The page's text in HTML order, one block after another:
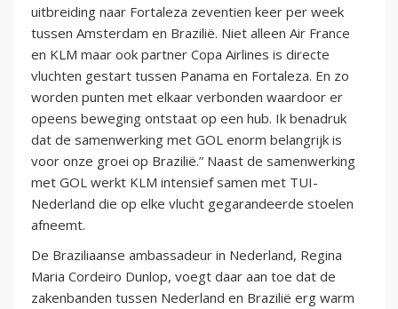
uitbreiding naar Fortaleza zeventien keer per week
tussen Amsterdam en Brazilië. Niet alleen Air France
en KLM maar ook partner Copa Airlines is directe
vluchten gestart tussen Panama en Fortaleza. En zo
worden punten met elkaar verbonden waardoor er
opeens beweging ontstaat op een hub. Ik benadruk
dat de samenwerking met GOL enorm belangrijk is
voor onze groei op Brazilië.” Naast de samenwerking
met GOL werkt KLM intensief samen met TUI-
Nederland die op elke vlucht gegarandeerde stoelen
afneemt.
De Braziliaanse ambassadeur in Nederland, Regina
Maria Cordeiro Dunlop, voegt daar aan toe dat de
zakenbanden tussen Nederland en Brazilië erg warm